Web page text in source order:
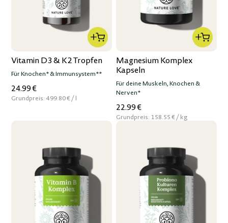
Vitamin D3 & K2 Tropfen
Für Knochen* & Immunsystem**
24.99 €
Grundpreis: 499.80 €/per
l
Magnesium Komplex
Kapseln
Für deine Muskeln, Knochen &
Nerven*
22.99 €
Grundpreis: 158.55 €/per
kg